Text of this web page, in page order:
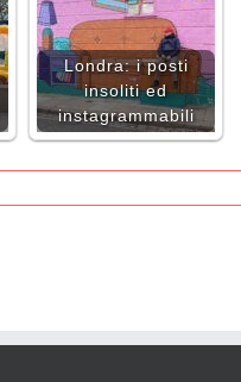
Londra: i posti
insoliti ed
instagrammabili